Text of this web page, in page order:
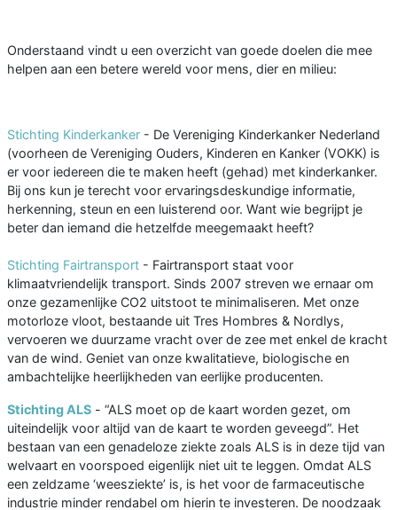
Onderstaand vindt u een overzicht van goede doelen die mee
helpen aan een betere wereld voor mens, dier en milieu:
Stichting Kinderkanker - De Vereniging Kinderkanker Nederland
(voorheen de Vereniging Ouders, Kinderen en Kanker (VOKK) is
er voor iedereen die te maken heeft (gehad) met kinderkanker.
Bij ons kun je terecht voor ervaringsdeskundige informatie,
herkenning, steun en een luisterend oor. Want wie begrijpt je
beter dan iemand die hetzelfde meegemaakt heeft?
Stichting Fairtransport - Fairtransport staat voor
klimaatvriendelijk transport. Sinds 2007 streven we ernaar om
onze gezamenlijke CO2 uitstoot te minimaliseren. Met onze
motorloze vloot, bestaande uit Tres Hombres & Nordlys,
vervoeren we duurzame vracht over de zee met enkel de kracht
van de wind. Geniet van onze kwalitatieve, biologische en
ambachtelijke heerlijkheden van eerlijke producenten.
Stichting ALS - “ALS moet op de kaart worden gezet, om
uiteindelijk voor altijd van de kaart te worden geveegd”. Het
bestaan van een genadeloze ziekte zoals ALS is in deze tijd van
welvaart en voorspoed eigenlijk niet uit te leggen. Omdat ALS
een zeldzame ‘weesziekte’ is, is het voor de farmaceutische
industrie minder rendabel om hierin te investeren. De noodzaak